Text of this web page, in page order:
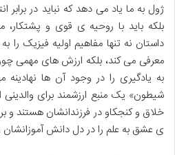
ژول به ما یاد می دهد که نباید در
بلکه باید با روحیه ی قوی و پشتکار،
داستان نه تنها مفاهیم اولیه فیزیک را
معرفی می کند، بلکه ارزش های مهمی
به یادگیری را در وجود آن ها
شیطون» یک منبع ارزشمند برای
خلاق و کنجکاو در فرزندانشان هستند و
ی عشق به علم را در دل دانش آموزانشان